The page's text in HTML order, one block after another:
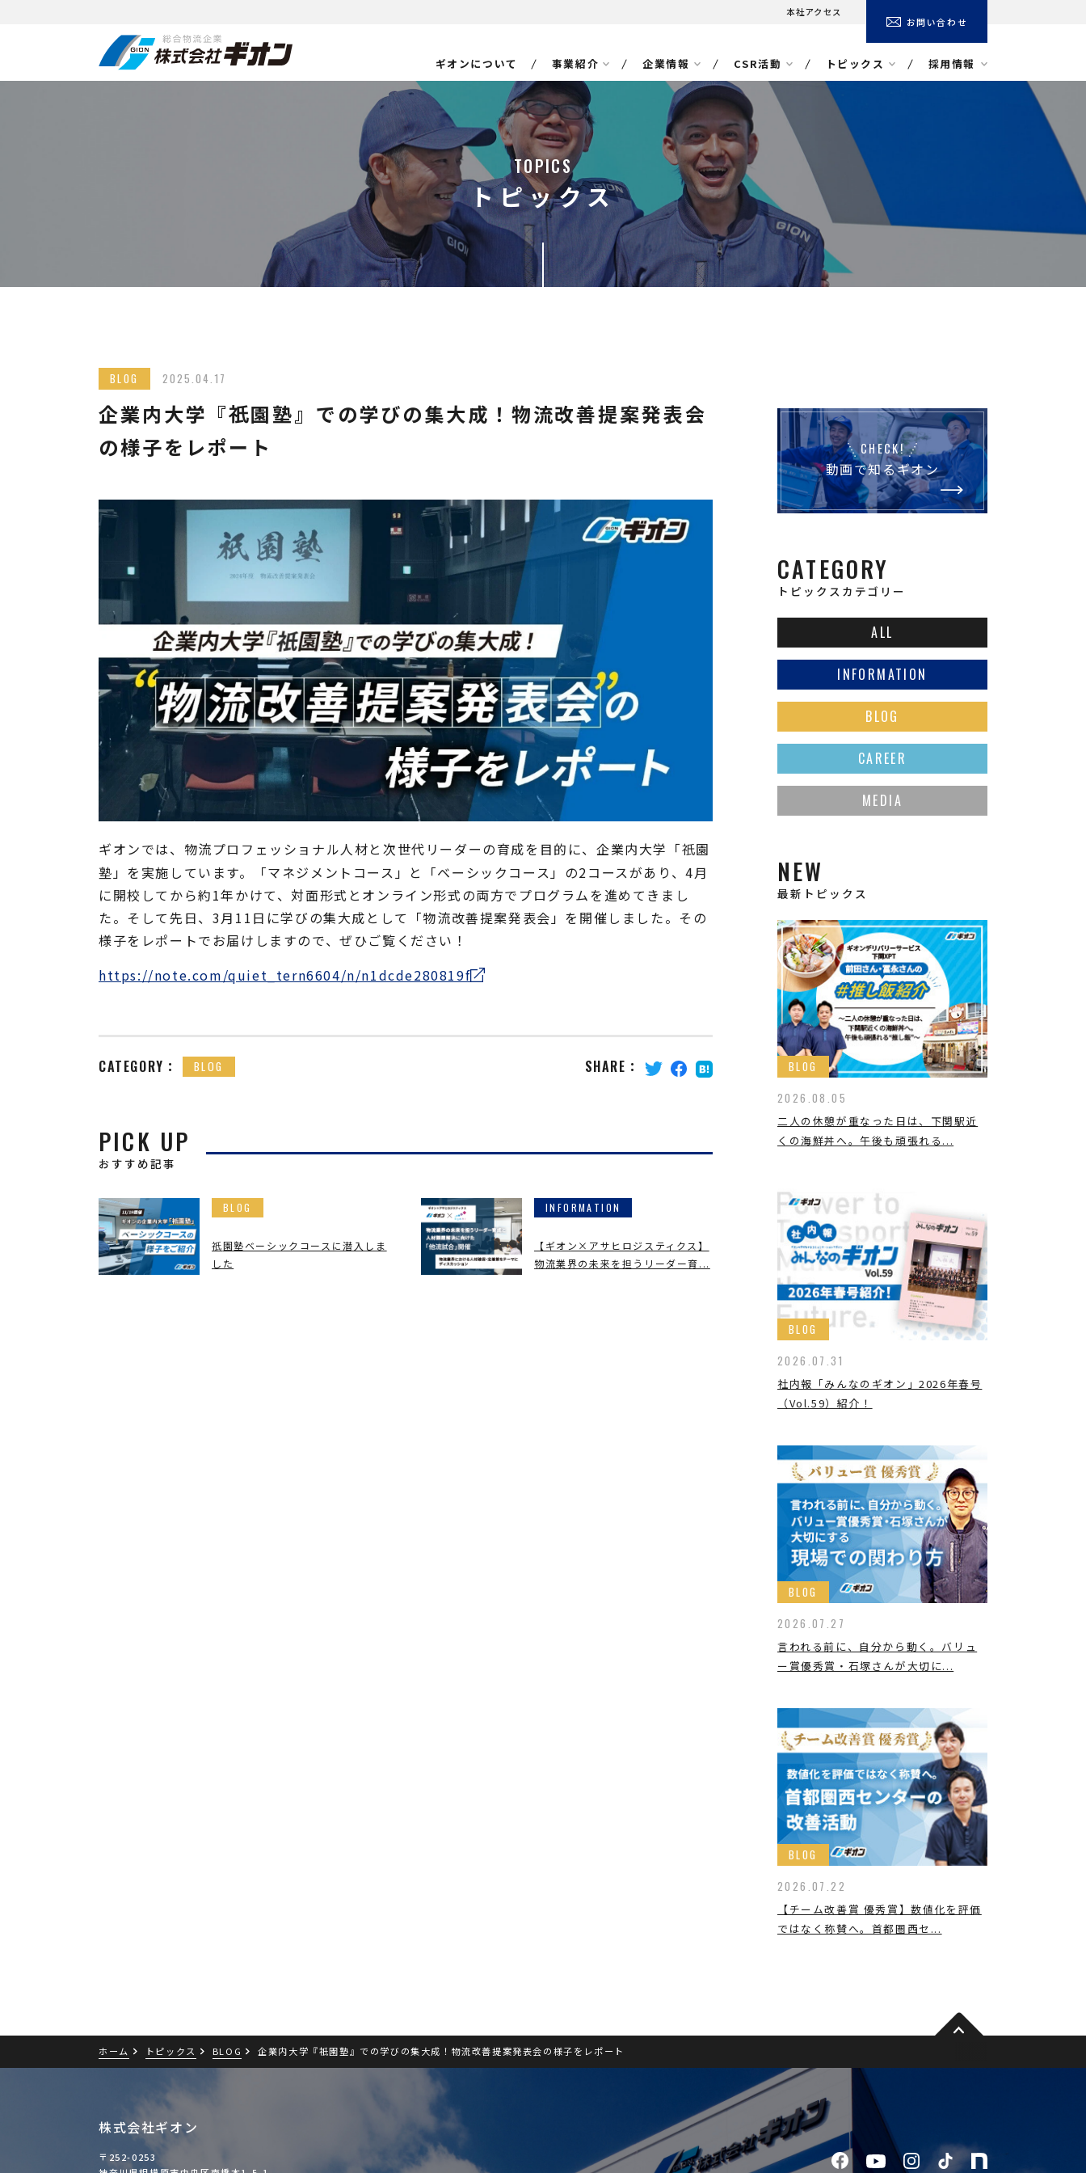
お問い合わせ
本社アクセス
ギオンについて 事業紹介 企業情報 CSR活動 トピックス 採用情報
TOPICS
トピックス
BLOG 2025.04.17
企業内大学『祇󠄀園塾』での学びの集大成！物流改善提案発表会
の様子をレポート
ギオンでは、物流プロフェッショナル人材と次世代リーダーの育成を目的に、企業内大学「祇󠄀園
塾」を実施しています。「マネジメントコース」と「ベーシックコース」の2コースがあり、4月
に開校してから約1年かけて、対面形式とオンライン形式の両方でプログラムを進めてきまし
た。そして先日、3月11日に学びの集大成として「物流改善提案発表会」を開催しました。その
様子をレポートでお届けしますので、ぜひご覧ください！
https://note.com/quiet_tern6604/n/n1dcde280819f
CATEGORY： BLOG SHARE ：
PICK UP
おすすめ記事
BLOG
祇󠄀園塾ベーシックコースに潜入しま
した
INFORMATION
【ギオン×アサヒロジスティクス】
物流業界の未来を担うリーダー育...
CHECK!
動画で知るギオン
CATEGORY
トピックスカテゴリー
ALL
INFORMATION
BLOG
CAREER
MEDIA
NEW
最新トピックス
BLOG
2026.08.05
二人の休憩が重なった日は、下関駅近
くの海鮮丼へ。午後も頑張れる...
BLOG
2026.07.31
社内報「みんなのギオン」2026年春号
（Vol.59）紹介！
BLOG
2026.07.27
言われる前に、自分から動く。バリュ
ー賞優秀賞・石塚さんが大切に...
BLOG
2026.07.22
【チーム改善賞 優秀賞】数値化を評価
ではなく称賛へ。首都圏西セ...
ホーム トピックス BLOG 企業内大学『祇󠄀園塾』での学びの集大成！物流改善提案発表会の様子をレポート
株式会社ギオン
〒252-0253